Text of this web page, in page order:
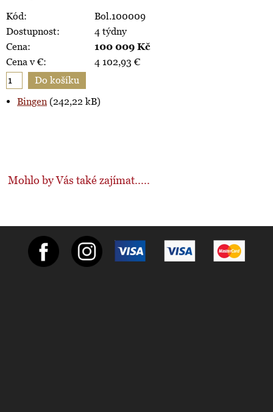
Kód:
Bol.100009
Dostupnost:
4 týdny
Cena:
100 009 Kč
Cena v €:
4 102,93 €
Bingen (242,22 kB)
Mohlo by Vás také zajímat.....